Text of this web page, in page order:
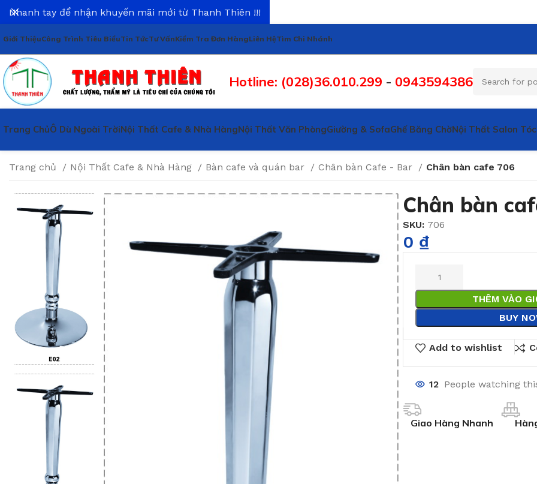
Giới ThiệuCông Trình Tiêu BiểuTin TứcTư VấnKiểm Tra Đơn HàngLiên HệTìm Chi Nhánh
Hotline: (028)36.010.299 - 0943594386
Trang ChủÔ Dù Ngoài TrờiNội Thất Cafe & Nhà HàngNội Thất Văn PhòngGiường & SofaGhế Băng ChờNội Thất Salon Tóc
Trang chủ Nội Thất Cafe & Nhà Hàng Bàn cafe và quán bar Chân bàn Cafe - Bar Chân bàn cafe 706
Chân bàn
SKU: 706
0 ₫
THÊM VÀO
BUY
Add to wishlist
12 People watching
Giao Hàng Nhanh
Nhanh tay để nhận khuyến mãi mới từ Thanh Thiên !!!